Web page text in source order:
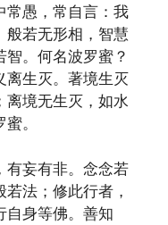
常愚，常自言：我
般若无形相，智慧
。何名波罗蜜？
离生灭。著境生灭
离境无生灭，如水
。
有妄有非。念念若
法；修此行者，
自身等佛。善知